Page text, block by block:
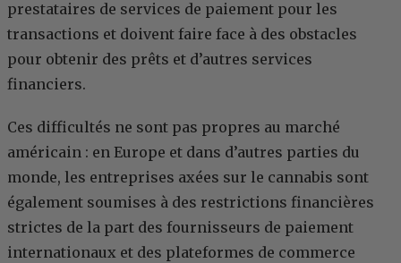
prestataires de services de paiement pour les
transactions et doivent faire face à des obstacles
pour obtenir des prêts et d’autres services
financiers.
Ces difficultés ne sont pas propres au marché
américain : en Europe et dans d’autres parties du
monde, les entreprises axées sur le cannabis sont
également soumises à des restrictions financières
strictes de la part des fournisseurs de paiement
internationaux et des plateformes de commerce